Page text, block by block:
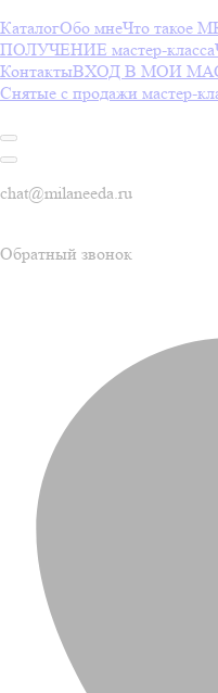
КаталогОбо мнеЧто такое
ПОЛУЧЕНИЕ мастер-класса
КонтактыВХОД В МОИ
Снятые с продажи мастер-
chat@milaneeda.ru
Обратный звонок